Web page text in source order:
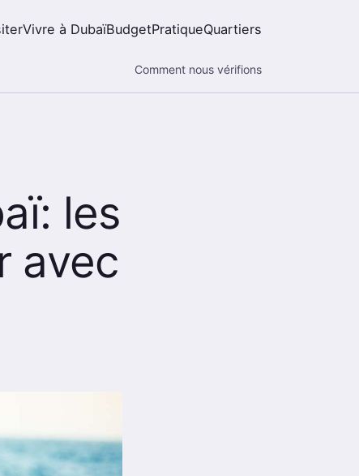
Vivre à DubaïBudgetPratiqueQuartiers
Comment nous vérifions
les
avec